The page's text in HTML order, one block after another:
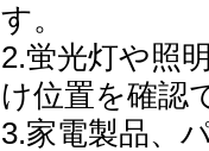
す。
2.蛍光灯や照
け位置を確認
3.家電製品、